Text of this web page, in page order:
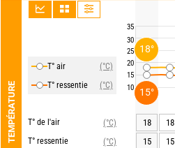
TEMPÉRATURE
T° air
(°C)
T° ressentie
(°C)
T° de l'air
(°C)
T° ressentie
(°C)
35
30
25
20
15
10
18 18
15
15
18°
15°